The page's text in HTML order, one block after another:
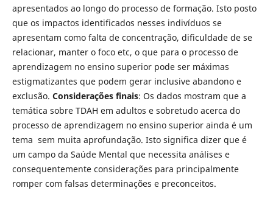
apresentados ao longo do processo de formação. Isto posto
que os impactos identificados nesses indivíduos se
apresentam como falta de concentração, dificuldade de se
relacionar, manter o foco etc, o que para o processo de
aprendizagem no ensino superior pode ser máximas
estigmatizantes que podem gerar inclusive abandono e
exclusão. Considerações finais: Os dados mostram que a
temática sobre TDAH em adultos e sobretudo acerca do
processo de aprendizagem no ensino superior ainda é um
tema sem muita aprofundação. Isto significa dizer que é
um campo da Saúde Mental que necessita análises e
consequentemente considerações para principalmente
romper com falsas determinações e preconceitos.